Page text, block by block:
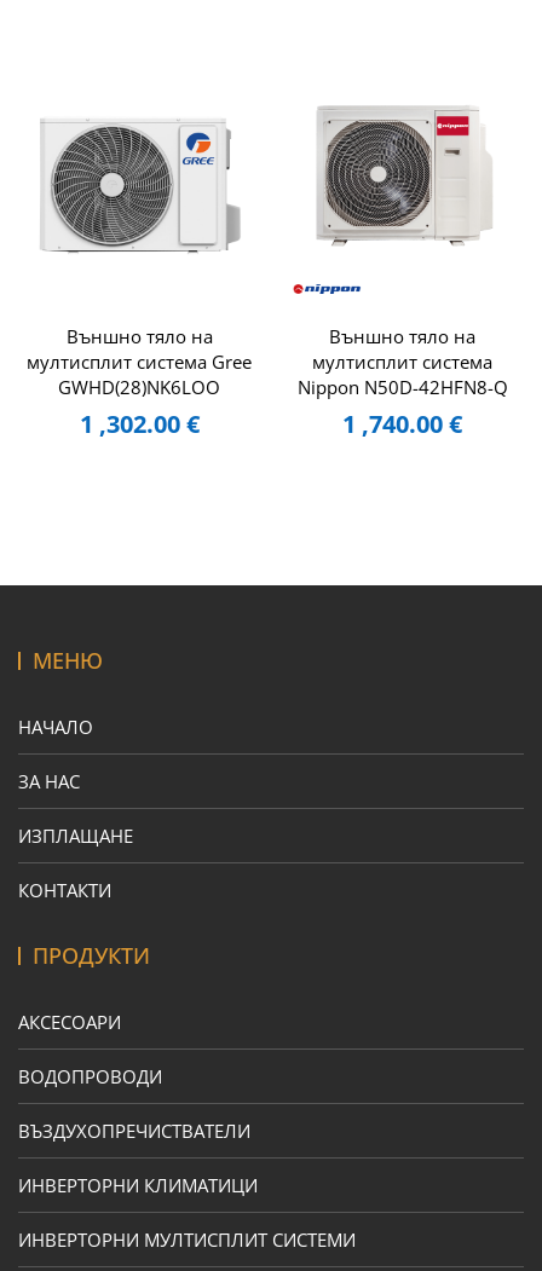
Външно тяло на
мултисплит система Gree
GWHD(28)NK6LOO
1 ,302.00€
Външно тяло на
мултисплит система
Nippon N50D-42HFN8-Q
1 ,740.00€
МЕНЮ
НАЧАЛО
ЗА НАС
ИЗПЛАЩАНЕ
КОНТАКТИ
ПРОДУКТИ
АКСЕСОАРИ
ВОДОПРОВОДИ
ВЪЗДУХОПРЕЧИСТВАТЕЛИ
ИНВЕРТОРНИ КЛИМАТИЦИ
ИНВЕРТОРНИ МУЛТИСПЛИТ СИСТЕМИ